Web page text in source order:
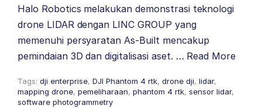
Halo Robotics melakukan demonstrasi teknologi
drone LIDAR dengan LINC GROUP yang
memenuhi persyaratan As-Built mencakup
pemindaian 3D dan digitalisasi aset. … Read More
Tags: dji enterprise, DJI Phantom 4 rtk, drone dji, lidar,
mapping drone, pemeliharaan, phantom 4 rtk, sensor lidar,
software photogrammetry